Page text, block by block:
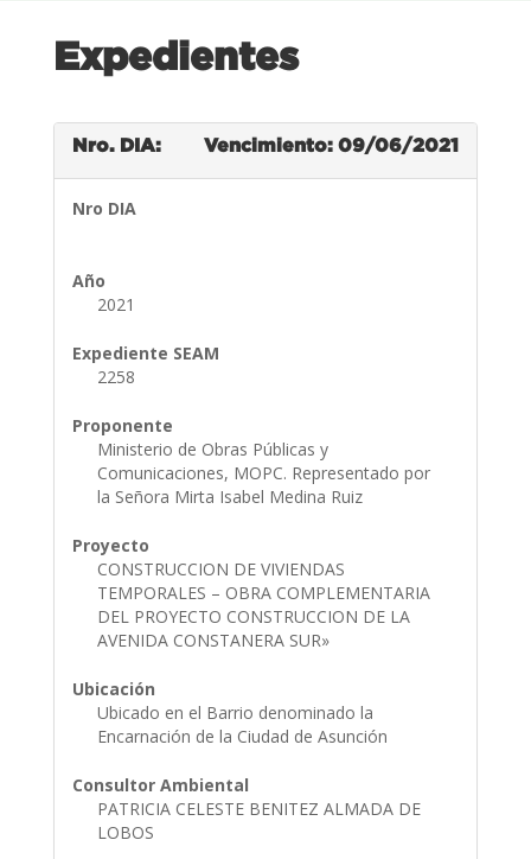
Expedientes
Nro. DIA: Vencimiento: 09/06/2021
Nro DIA
Año
2021
Expediente SEAM
2258
Proponente
Ministerio de Obras Públicas y
Comunicaciones, MOPC. Representado por
la Señora Mirta Isabel Medina Ruiz
Proyecto
CONSTRUCCION DE VIVIENDAS
TEMPORALES – OBRA COMPLEMENTARIA
DEL PROYECTO CONSTRUCCION DE LA
AVENIDA CONSTANERA SUR»
Ubicación
Ubicado en el Barrio denominado la
Encarnación de la Ciudad de Asunción
Consultor Ambiental
PATRICIA CELESTE BENITEZ ALMADA DE
LOBOS